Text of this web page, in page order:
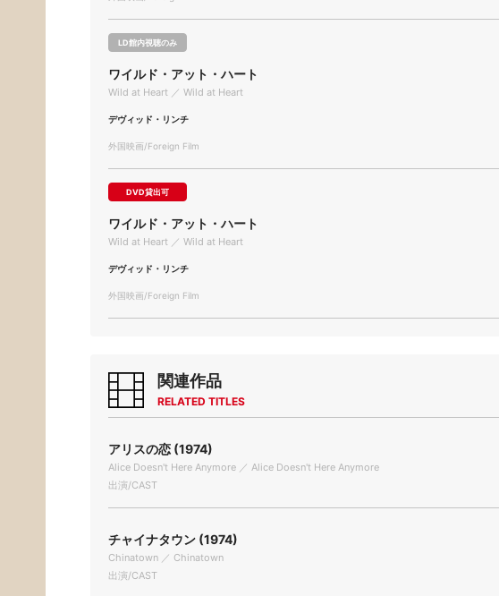
LD館内視聴のみ
ワイルド・アット・ハート
Wild at Heart ／ Wild at Heart
デヴィッド・リンチ
外国映画/Foreign Film
DVD貸出可
ワイルド・アット・ハート
Wild at Heart ／ Wild at Heart
デヴィッド・リンチ
外国映画/Foreign Film
関連作品
RELATED TITLES
アリスの恋 (1974)
Alice Doesn't Here Anymore ／ Alice Doesn't Here Anymore
出演/CAST
チャイナタウン (1974)
Chinatown ／ Chinatown
出演/CAST